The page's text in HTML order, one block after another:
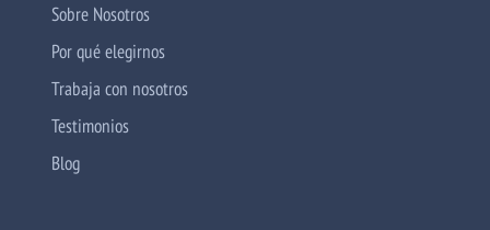
Sobre Nosotros
Por qué elegirnos
Trabaja con nosotros
Testimonios
Blog